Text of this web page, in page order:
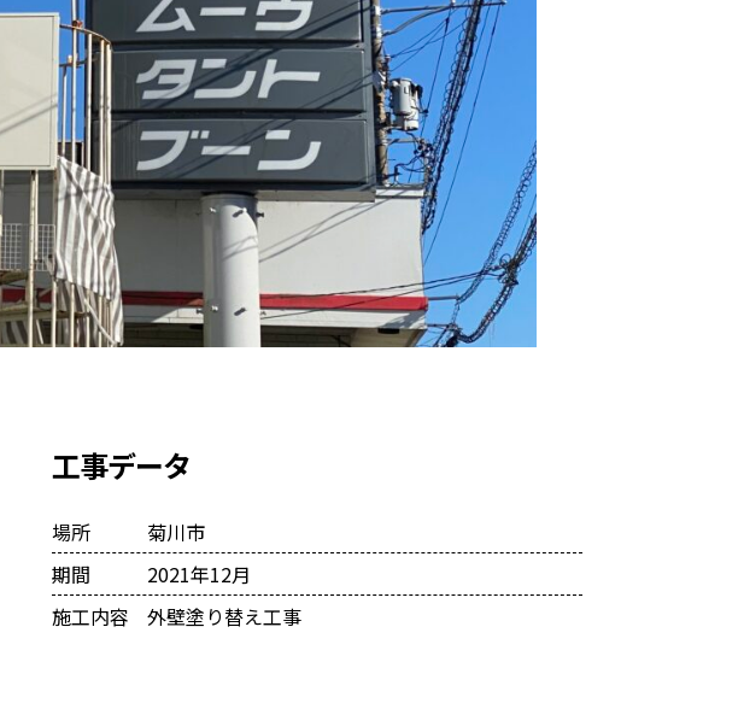
工事データ
場所
菊川市
期間
2021年12月
施工内容
外壁塗り替え工事